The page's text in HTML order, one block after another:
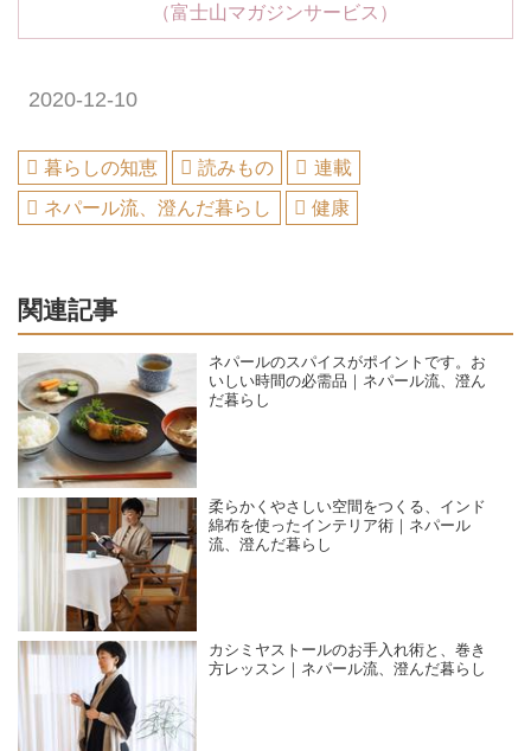
（富士山マガジンサービス）
2020-12-10
暮らしの知恵 読みもの
連載
ネパール流、澄んだ暮らし
健康
関連記事
ネパールのスパイスがポイントです。お
いしい時間の必需品｜ネパール流、澄ん
だ暮らし
柔らかくやさしい空間をつくる、インド
綿布を使ったインテリア術｜ネパール
流、澄んだ暮らし
カシミヤストールのお手入れ術と、巻き
方レッスン｜ネパール流、澄んだ暮らし